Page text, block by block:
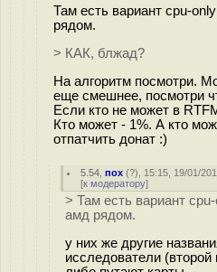
Там есть вариант cpu-
рядом.
> КАК, блжад?
На алгоритм посмотри.
еще смешнее, посмотри
Если кто не может в
Кто может - 1%. А кто
отпатчить донат :)
5.54 ,пох (?), 15:15, 19/01/
[к модератору]
> Там есть вариант
амд рядом.
у них же другие
исследователи (второй